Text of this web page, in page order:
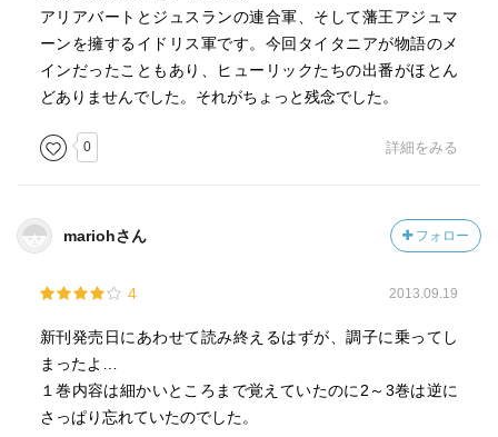
アリアバートとジュスランの連合軍、そして藩王アジュマ
ーンを擁するイドリス軍です。今回タイタニアが物語のメ
インだったこともあり、ヒューリックたちの出番がほとん
どありませんでした。それがちょっと残念でした。
0 詳細をみる
mariohさん フォロー
4 2013.09.19
新刊発売日にあわせて読み終えるはずが、調子に乗ってし
まったよ…
１巻内容は細かいところまで覚えていたのに2～3巻は逆に
さっぱり忘れていたのでした。